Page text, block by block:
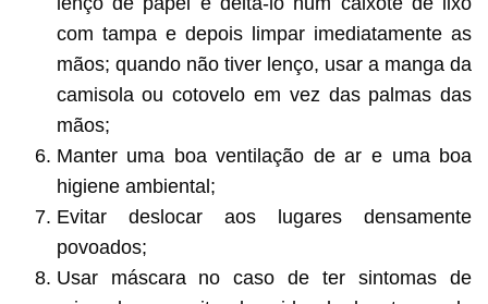
com tampa e depois limpar imediatamente as
mãos; quando não tiver lenço, usar a manga da
camisola ou cotovelo em vez das palmas das
mãos;
Manter uma boa ventilação de ar e uma boa
higiene ambiental;
Evitar deslocar aos lugares densamente
povoados;
Usar máscara no caso de ter sintomas de